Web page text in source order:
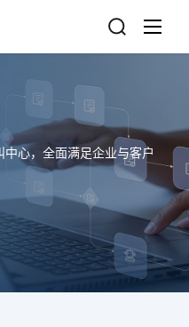
心，全面满足企业与客户